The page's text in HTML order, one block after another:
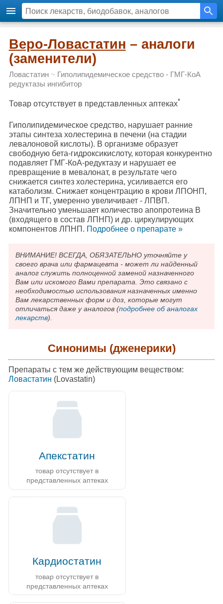
Веро-Ловастатин – аналоги
(заменители)
Ловастатин~ Гиполипидемическое средство - ГМГ-КоА
редуктазы ингибитор
Товар отсутствует в представленных аптеках*
Гиполипидемическое средство, нарушает ранние
этапы синтеза холестерина в печени (на стадии
левалоновой кислоты). В организме образует
свободную бета-гидроксикислоту, которая конкурентно
подавляет ГМГ-КоА-редуктазу и нарушает ее
превращение в мевалонат, в результате чего
снижается синтез холестерина, усиливается его
катаболизм. Снижает концентрацию в крови ЛПОНП,
ЛПНП и ТГ, умеренно увеличивает - ЛПВП.
Значительно уменьшает количество апопротеина В
(входящего в состав ЛПНП) и др. циркулирующих
компонентов ЛПНП. Подробнee о препарате »
ВНИМАНИЕ! ВСЕГДА, ОБЯЗАТЕЛЬНО уточняйте у
своего врача или фармацевта - может ли найденный
аналог служить полноценной заменой назначенного
Вам или искомого Вами препарата. Это связано с
необходимостью использования назначенных именно
Вам лекарственных форм и доз, которые могут
отличаться даже у аналогов (подробнее об аналогах
лекарств).
Синонимы (дженерики)
Препараты с тем же действующим веществом:
Ловастатин (Lovastatin)
Апекстатин
товар отсутствует в
представленных аптеках
Кардиостатин
товар отсутствует в
представленных аптеках